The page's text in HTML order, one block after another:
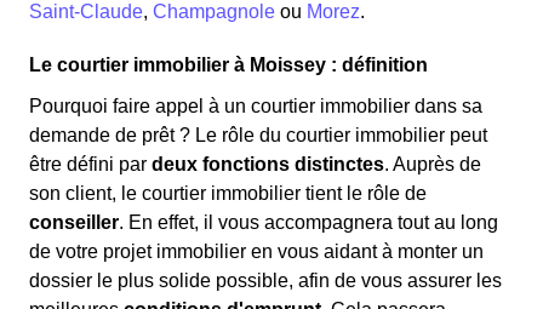
Saint-Claude, Champagnole ou Morez.
Le courtier immobilier à Moissey : définition
Pourquoi faire appel à un courtier immobilier dans sa
demande de prêt ? Le rôle du courtier immobilier peut
être défini par deux fonctions distinctes. Auprès de
son client, le courtier immobilier tient le rôle de
conseiller. En effet, il vous accompagnera tout au long
de votre projet immobilier en vous aidant à monter un
dossier le plus solide possible, afin de vous assurer les